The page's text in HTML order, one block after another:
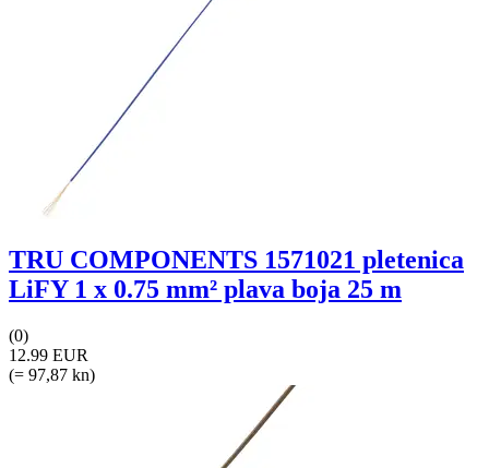
TRU COMPONENTS 1571021 pletenica
LiFY 1 x 0.75 mm² plava boja 25 m
(0)
12.99 EUR
(= 97,87 kn)